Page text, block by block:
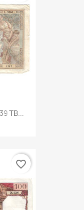
TB...
favorite_border